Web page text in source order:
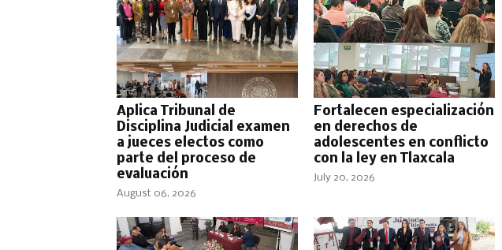
Aplica Tribunal de
Disciplina Judicial examen
a jueces electos como
parte del proceso de
evaluación
August 06, 2026
Fortalecen especialización
en derechos de
adolescentes en conflicto
con la ley en Tlaxcala
July 20, 2026